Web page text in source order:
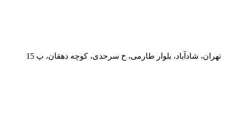
تهران، شادآباد، بلوار طارمی، خ سرحدی، کوچه دهقان، پ 15